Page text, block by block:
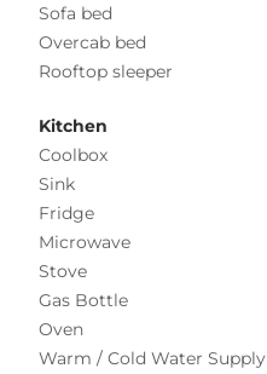
Sofa bed
Overcab bed
Rooftop sleeper
Kitchen
Coolbox
Sink
Fridge
Microwave
Stove
Gas Bottle
Oven
Warm / Cold Water Supply